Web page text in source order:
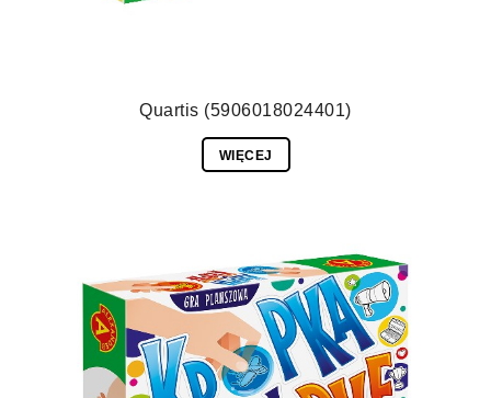
Quartis (5906018024401)
WIĘCEJ